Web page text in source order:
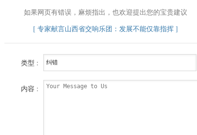
如果网页有错误，麻烦指出，也欢迎提出您的宝贵建议
[ 专家献言山西省交响乐团：发展不能仅靠指挥 ]
类型 :
内容 :